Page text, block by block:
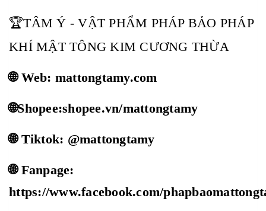
🏆TÂM Ý - VẬT PHẨM PHÁP BẢO PHÁP
KHÍ MẬT TÔNG KIM CƯƠNG THỪA
🌐 Web: mattongtamy.com
🌐Shopee:shopee.vn/mattongtamy
🌐 Tiktok: @mattongtamy
🌐 Fanpage:
https://www.facebook.com/